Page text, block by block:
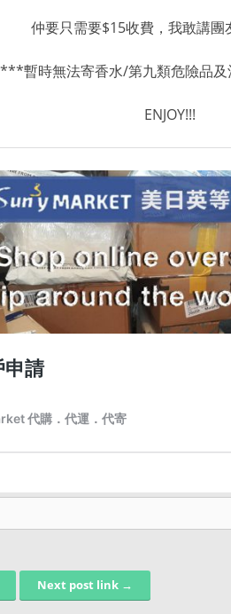
仲要只需要$15收費，我敢講團
***暫時無法寄香水/第九類危險品及
ENJOY!!!
Next post link →